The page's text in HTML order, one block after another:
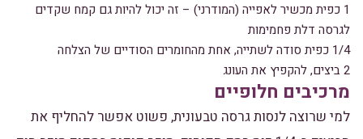
1 כפית מכשיר לאפייה (המודרני) – זה יכול להיות גם קמח שקדים
לגרסה דלת פחמימות
1/4 כפית סודה לשתייה, אחת מהחומרים הסודיים של הצלחה
2 ביצים, להקפיץ את העונג
מרכיבים חלופיים
למי שרוצה לנסות גרסה טבעונית, פשוט אפשר להחליף את